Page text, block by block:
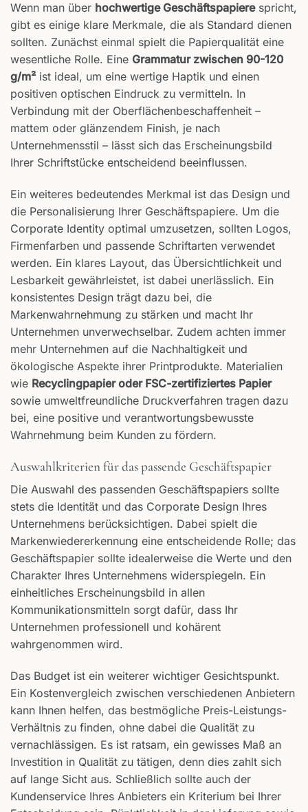
Wenn man über hochwertige Geschäftspapierespricht,
gibt es einige klare Merkmale, die als Standard dienen
sollten. Zunächst einmal spielt die Papierqualität eine
wesentliche Rolle. Eine Grammatur zwischen 90-120
g/m² ist ideal, um eine wertige Haptik und einen
positiven optischen Eindruck zu vermitteln. In
Verbindung mit der Oberflächenbeschaffenheit –
mattem oder glänzendem Finish, je nach
Unternehmensstil – lässt sich das Erscheinungsbild
Ihrer Schriftstücke entscheidend beeinflussen.
Ein weiteres bedeutendes Merkmal ist das Design und
die Personalisierung Ihrer Geschäftspapiere. Um die
Corporate Identity optimal umzusetzen, sollten Logos,
Firmenfarben und passende Schriftarten verwendet
werden. Ein klares Layout, das Übersichtlichkeit und
Lesbarkeit gewährleistet, ist dabei unerlässlich. Ein
konsistentes Design trägt dazu bei, die
Markenwahrnehmung zu stärken und macht Ihr
Unternehmen unverwechselbar. Zudem achten immer
mehr Unternehmen auf die Nachhaltigkeit und
ökologische Aspekte ihrer Printprodukte. Materialien
wie Recyclingpapier oder FSC-zertifiziertes Papier
sowie umweltfreundliche Druckverfahren tragen dazu
bei, eine positive und verantwortungsbewusste
Wahrnehmung beim Kunden zu fördern.
Auswahlkriterien für das passende Geschäftspapier
Die Auswahl des passenden Geschäftspapiers sollte
stets die Identität und das Corporate Design Ihres
Unternehmens berücksichtigen. Dabei spielt die
Markenwiedererkennung eine entscheidende Rolle; das
Geschäftspapier sollte idealerweise die Werte und den
Charakter Ihres Unternehmens widerspiegeln. Ein
einheitliches Erscheinungsbild in allen
Kommunikationsmitteln sorgt dafür, dass Ihr
Unternehmen professionell und kohärent
wahrgenommen wird.
Das Budget ist ein weiterer wichtiger Gesichtspunkt.
Ein Kostenvergleich zwischen verschiedenen Anbietern
kann Ihnen helfen, das bestmögliche Preis-Leistungs-
Verhältnis zu finden, ohne dabei die Qualität zu
vernachlässigen. Es ist ratsam, ein gewisses Maß an
Investition in Qualität zu tätigen, denn dies zahlt sich
auf lange Sicht aus. Schließlich sollte auch der
Kundenservice Ihres Anbieters ein Kriterium bei Ihrer